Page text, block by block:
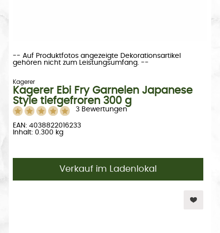
-- Auf Produktfotos angezeigte Dekorationsartikel
gehören nicht zum Leistungsumfang. --
Kagerer
Kagerer Ebi Fry Garnelen Japanese
Style tiefgefroren 300 g
3 Bewertungen
EAN: 4038822016233
Inhalt: 0.300 kg
Verkauf im Ladenlokal